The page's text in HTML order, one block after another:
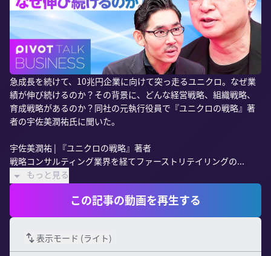
急成長を続けて、10兆円企業に向けて突っ走るユニクロ。なぜ業
績が伸び続けるのか？その背景に、どんな経営戦略、組織戦略、
育成戦略があるのか？同社の元執行役員で『ユニクロの戦略』著
者の宇佐美潤祐氏に聞いた。
宇佐美潤祐 | 『ユニクロの戦略』著者
戦略コンサルティング業界を経てファーストリテイリングの...
もっと見る
この記事の動画を再生する
表示モード (ライト)